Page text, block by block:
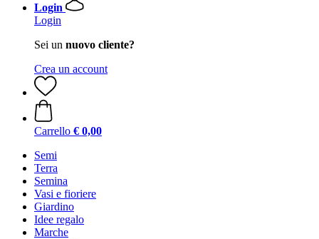
Login
Login
Sei un nuovo cliente?
Crea un account
Carrello € 0,00
Semi
Terra
Semina
Vasi e fioriere
Giardino
Idee regalo
Marche